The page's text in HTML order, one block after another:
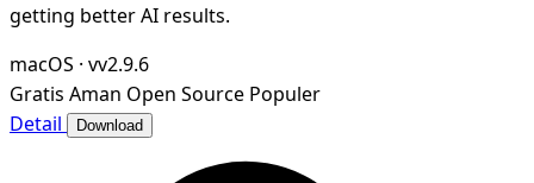
getting better AI results.
macOS · vv2.9.6
Gratis Aman Open Source Populer
Detail
Download